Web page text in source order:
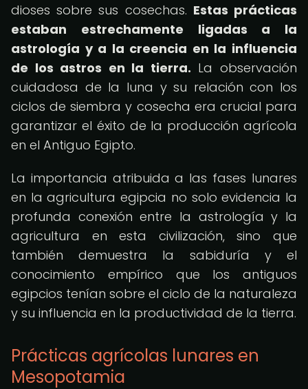
dioses sobre sus cosechas. Estas prácticas
estaban estrechamente ligadas a la
astrología y a la creencia en la influencia
de los astros en la tierra. La observación
cuidadosa de la luna y su relación con los
ciclos de siembra y cosecha era crucial para
garantizar el éxito de la producción agrícola
en el Antiguo Egipto.
La importancia atribuida a las fases lunares
en la agricultura egipcia no solo evidencia la
profunda conexión entre la astrología y la
agricultura en esta civilización, sino que
también demuestra la sabiduría y el
conocimiento empírico que los antiguos
egipcios tenían sobre el ciclo de la naturaleza
y su influencia en la productividad de la tierra.
Prácticas agrícolas lunares en
Mesopotamia